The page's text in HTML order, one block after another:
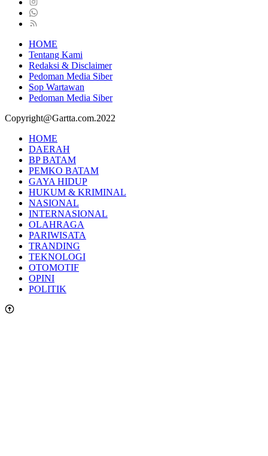
HOME
Tentang Kami
Redaksi & Disclaimer
Pedoman Media Siber
Sop Wartawan
Pedoman Media Siber
Copyright@Gartta.com.2022
HOME
DAERAH
BP BATAM
PEMKO BATAM
GAYA HIDUP
HUKUM & KRIMINAL
NASIONAL
INTERNASIONAL
OLAHRAGA
PARIWISATA
TRANDING
TEKNOLOGI
OTOMOTIF
OPINI
POLITIK